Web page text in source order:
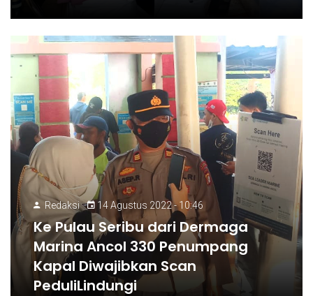
Redaksi 14 Agustus 2022 - 10:46
Ke Pulau Seribu dari Dermaga
Marina Ancol 330 Penumpang
Kapal Diwajibkan Scan
PeduliLindungi